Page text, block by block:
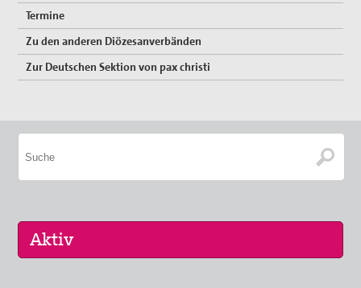
Termine
Zu den anderen Diözesanverbänden
Zur Deutschen Sektion von pax christi